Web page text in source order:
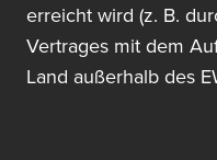
erreicht wird (z. B.
Vertrages mit dem
Land außerhalb des